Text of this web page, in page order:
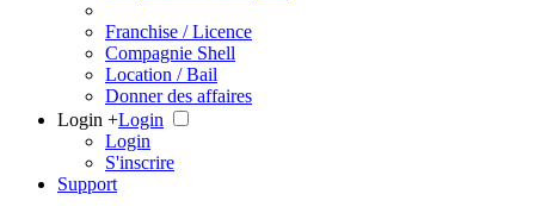
Franchise / Licence
Compagnie Shell
Location / Bail
Donner des affaires
Login +Login
Login
S'inscrire
Support